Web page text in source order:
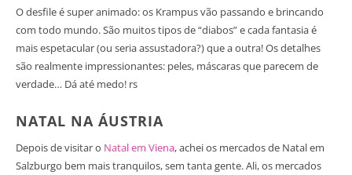
O desfile é super animado: os Krampus vão passando e brincando
com todo mundo. São muitos tipos de “diabos” e cada fantasia é
mais espetacular (ou seria assustadora?) que a outra! Os detalhes
são realmente impressionantes: peles, máscaras que parecem de
verdade… Dá até medo! rs
NATAL NA ÁUSTRIA
Depois de visitar o Natal em Viena, achei os mercados de Natal em
Salzburgo bem mais tranquilos, sem tanta gente. Ali, os mercados